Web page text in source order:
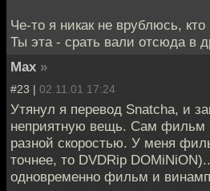
Че-то я никак не врублюсь,
Ты эта - срать вали отсюда в
Max »
#23 | 02.11.01 17:24
Утянул я перевод Snatchа, и
неприятную вещь. Сам фильм
разной скоростью. У меня
точнее, то DVDRip
одновременно фильм и